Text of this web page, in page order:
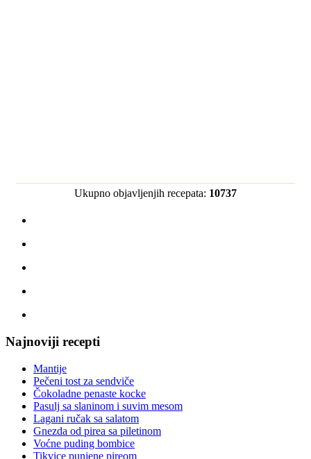
Ukupno objavljenjih recepata: 10737
Najnoviji recepti
Mantije
Pečeni tost za sendviče
Čokoladne penaste kocke
Pasulj sa slaninom i suvim mesom
Lagani ručak sa salatom
Gnezda od pirea sa piletinom
Voćne puding bombice
Tikvice punjene pireom